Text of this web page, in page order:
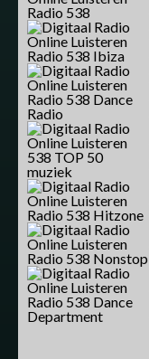
Radio 538
Radio 538 Ibiza
Radio 538 Dance
Radio
538 TOP 50
muziek
Radio 538 Hitzone
Radio 538 Nonstop
Radio 538 Dance
Department